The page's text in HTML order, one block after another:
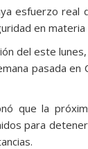
esfuerzo
en
del este
pasada en
que la
para